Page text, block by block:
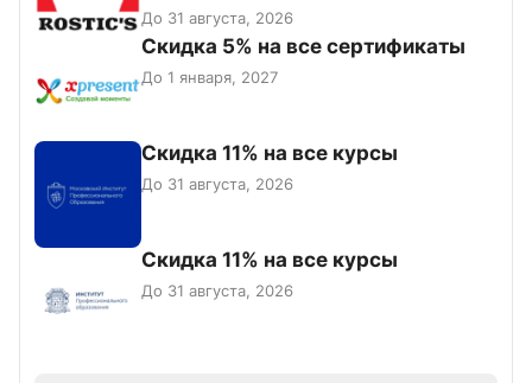
До 31 августа, 2026
Скидка 5% на все сертификаты
До 1 января, 2027
Скидка 11% на все курсы
До 31 августа, 2026
Скидка 11% на все курсы
До 31 августа, 2026